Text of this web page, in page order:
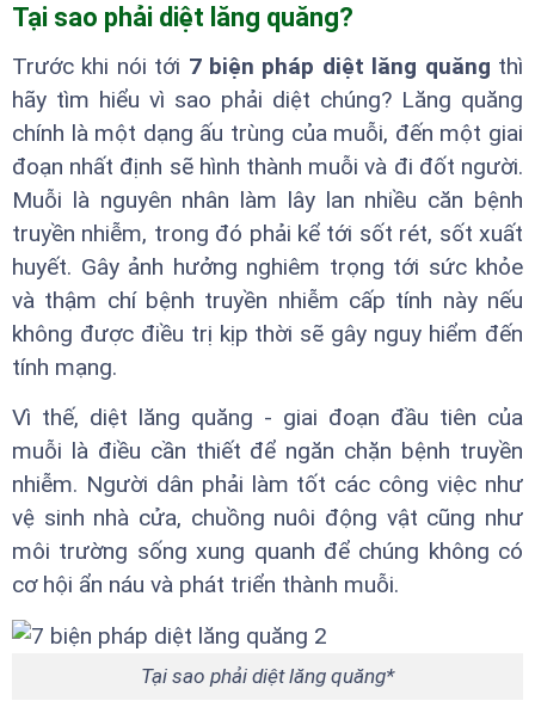
Tại sao phải diệt lăng quăng?
Trước khi nói tới 7 biện pháp diệt lăng quăng thì
hãy tìm hiểu vì sao phải diệt chúng? Lăng quăng
chính là một dạng ấu trùng của muỗi, đến một giai
đoạn nhất định sẽ hình thành muỗi và đi đốt người.
Muỗi là nguyên nhân làm lây lan nhiều căn bệnh
truyền nhiễm, trong đó phải kể tới sốt rét, sốt xuất
huyết. Gây ảnh hưởng nghiêm trọng tới sức khỏe
và thậm chí bệnh truyền nhiễm cấp tính này nếu
không được điều trị kịp thời sẽ gây nguy hiểm đến
tính mạng.
Vì thế, diệt lăng quăng - giai đoạn đầu tiên của
muỗi là điều cần thiết để ngăn chặn bệnh truyền
nhiễm. Người dân phải làm tốt các công việc như
vệ sinh nhà cửa, chuồng nuôi động vật cũng như
môi trường sống xung quanh để chúng không có
cơ hội ẩn náu và phát triển thành muỗi.
Tại sao phải diệt lăng quăng*